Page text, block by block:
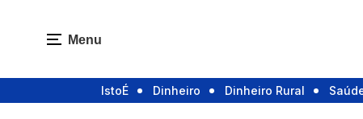
Menu
IstoÉ Dinheiro Dinheiro Rural